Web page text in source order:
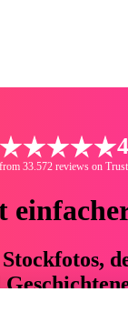
from 33.572 reviews on